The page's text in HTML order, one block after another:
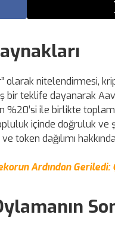
olarak nitelendirmesi,
teklife dayanarak
ile birlikte toplam
içinde doğruluk ve
token dağılımı
Ardından Geriledi: